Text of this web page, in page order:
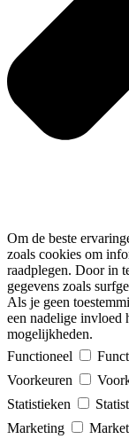
Om de beste
zoals cookies om
raadplegen. Door in
gegevens zoals
Als je geen
een nadelige invloed
mogelijkheden.
Functioneel
Voorkeuren
Statistieken
Marketing